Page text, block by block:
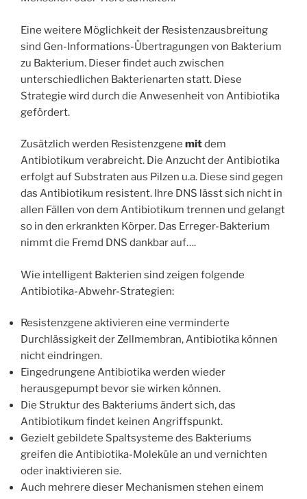
Eine weitere Möglichkeit der Resistenzausbreitung
sind Gen-Informations-Übertragungen von Bakterium
zu Bakterium. Dieser findet auch zwischen
unterschiedlichen Bakterienarten statt. Diese
Strategie wird durch die Anwesenheit von Antibiotika
gefördert.
Zusätzlich werden Resistenzgene mitdem
Antibiotikum verabreicht. Die Anzucht der Antibiotika
erfolgt auf Substraten aus Pilzen u.a. Diese sind gegen
das Antibiotikum resistent. Ihre DNS lässt sich nicht in
allen Fällen von dem Antibiotikum trennen und gelangt
so in den erkrankten Körper. Das Erreger-Bakterium
nimmt die Fremd DNS dankbar auf….
Wie intelligent Bakterien sind zeigen folgende
Antibiotika-Abwehr-Strategien:
Resistenzgene aktivieren eine verminderte
Durchlässigkeit der Zellmembran, Antibiotika können
nicht eindringen.
Eingedrungene Antibiotika werden wieder
herausgepumpt bevor sie wirken können.
Die Struktur des Bakteriums ändert sich, das
Antibiotikum findet keinen Angriffspunkt.
Gezielt gebildete Spaltsysteme des Bakteriums
greifen die Antibiotika-Moleküle an und vernichten
oder inaktivieren sie.
Auch mehrere dieser Mechanismen stehen einem